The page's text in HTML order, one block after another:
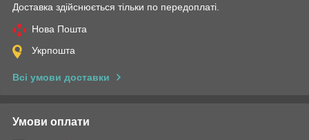
Доставка здійснюється тільки по передоплаті.
Нова Пошта
Укрпошта
Всі умови доставки
Умови оплати